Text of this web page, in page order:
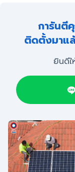
การันตี
ติดตั้งมาแ
ยินดี